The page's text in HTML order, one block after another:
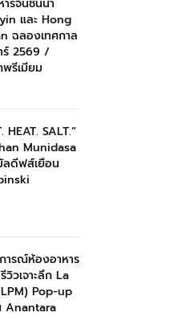
และ Hong
ฉลองเทศกาล
ร์ 2569 /
รีเมียม
HEAT. SALT.”
Munidasa
ลดีฟส์เยือน
ารณ์ห้องอาหาร
วเจาะลึก La
Pop-up